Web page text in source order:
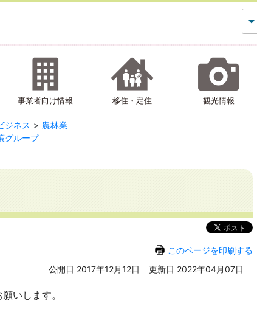
事業者向け情報 移住・定住 観光情報
ジネス
農林業
グループ
このページを印刷する
公開日 2017年12月12日
更新日 2022年04月07日
いします。